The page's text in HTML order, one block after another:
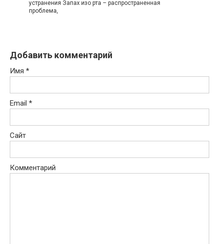
устранения Запах изо рта – распространенная
проблема,
Добавить комментарий
Имя *
Email *
Сайт
Комментарий